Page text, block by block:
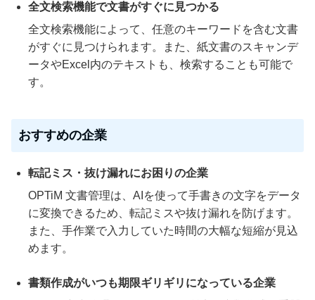
全文検索機能で文書がすぐに見つかる
全文検索機能によって、任意のキーワードを含む文書
がすぐに見つけられます。また、紙文書のスキャンデ
ータやExcel内のテキストも、検索することも可能で
す。
おすすめの企業
転記ミス・抜け漏れにお困りの企業
OPTiM 文書管理は、AIを使って手書きの文字をデータ
に変換できるため、転記ミスや抜け漏れを防げます。
また、手作業で入力していた時間の大幅な短縮が見込
めます。
書類作成がいつも期限ギリギリになっている企業